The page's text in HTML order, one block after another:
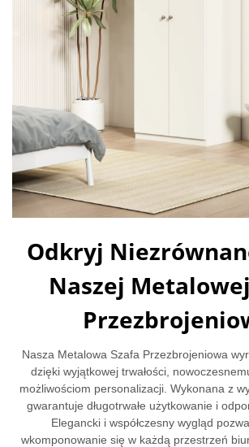
Odkryj
Naszej
Nasza Metalowa Szafa Przezbrojeniowa
dzięki wyjątkowej trwałości,
możliwościom personalizacji. Wykonana z
gwarantuje długotrwałe użytkowanie i
Elegancki i współczesny wygląd
wkomponowanie się w każdą przestrzeń